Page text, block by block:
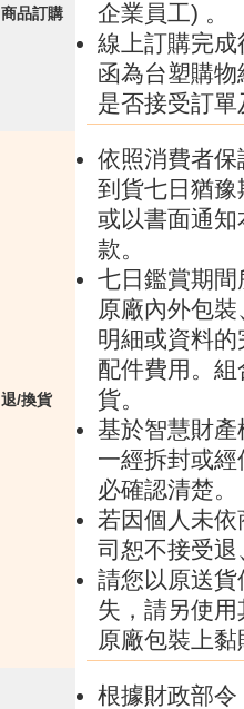
商品訂購
企業員工) 。
線上訂購完
函為台塑購
是否接受訂
退/換貨
依照消費者
到貨七日猶
或以書面通
款。
七日鑑賞期
原廠內外包
明細或資料
配件費用。
貨。
基於智慧財
一經拆封或
必確認清楚。
若因個人未
司恕不接受
請您以原送
失，請另使
原廠包裝上
根據財政部